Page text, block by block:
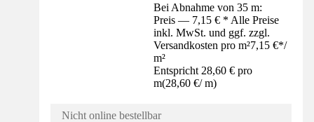
Bei Abnahme von 35 m:
Preis — 7,15 € * Alle Preise
inkl. MwSt. und ggf. zzgl.
Versandkosten pro m²7,15 €*/
m²
Entspricht 28,60 € pro
m(28,60 €/ m)
Nicht online bestellbar